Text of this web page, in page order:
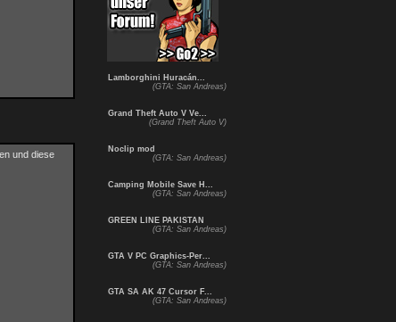
und diese
Lamborghini Huracán...
(GTA: San Andreas)
Grand Theft Auto V Ve...
(Grand Theft Auto V)
Noclip mod
(GTA: San Andreas)
Camping Mobile Save H...
(GTA: San Andreas)
GREEN LINE PAKISTAN
(GTA: San Andreas)
GTA V PC Graphics-Per...
(GTA: San Andreas)
GTA SA AK 47 Cursor F...
(GTA: San Andreas)